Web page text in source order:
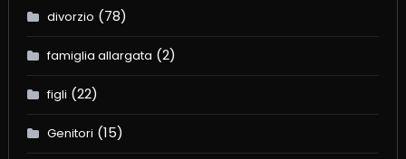
divorzio (78)
famiglia allargata (2)
figli (22)
Genitori (15)